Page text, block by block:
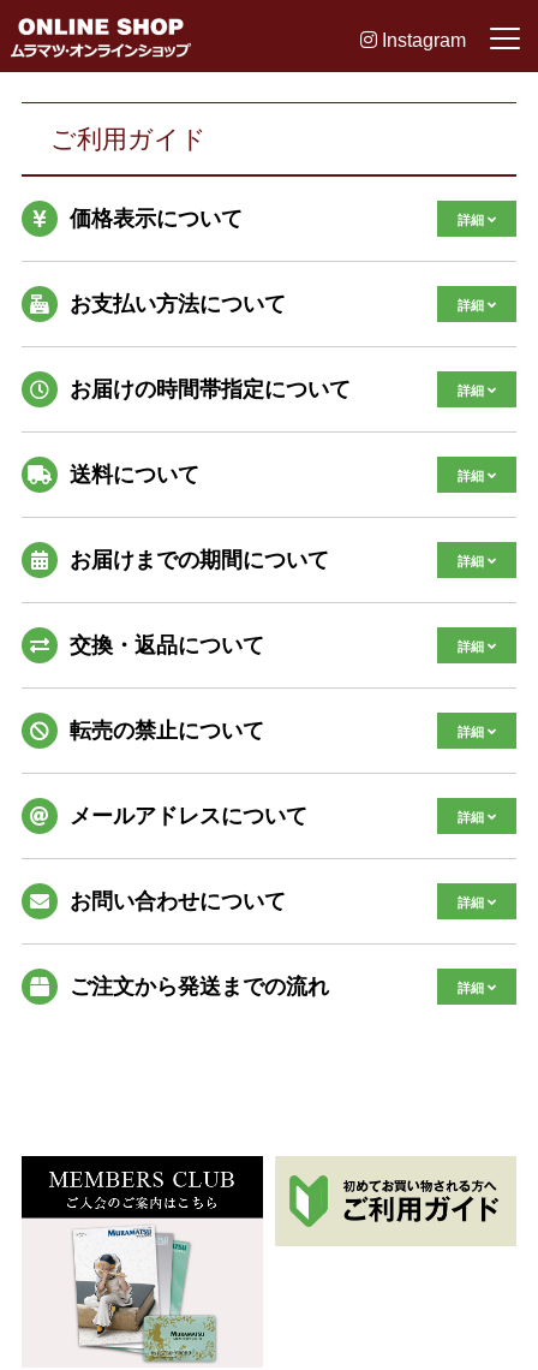
Instagram
ご利用ガイド
価格表示について
お支払い方法について
お届けの時間帯指定について
送料について
お届けまでの期間について
交換・返品について
転売の禁止について
メールアドレスについて
お問い合わせについて
ご注文から発送までの流れ